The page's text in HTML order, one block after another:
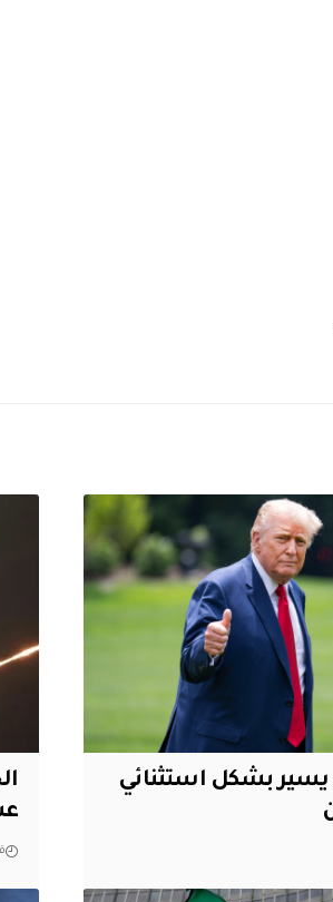
بشكل استثنائي